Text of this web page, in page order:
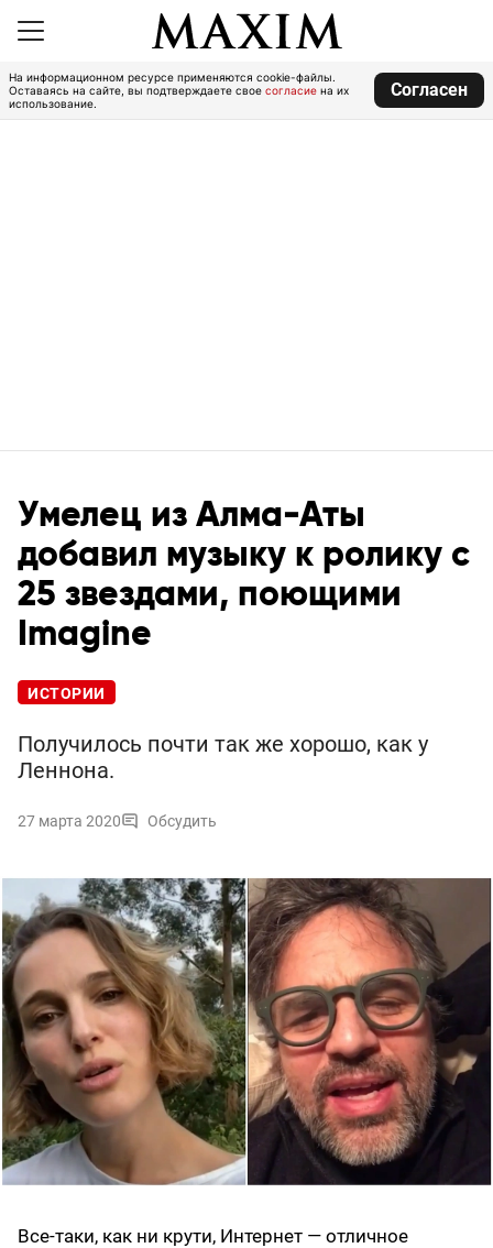
На информационном ресурсе применяются cookie-файлы.
Оставаясь на сайте, вы подтверждаете свое согласие на их
использование.
Согласен
Умелец из Алма-Аты
добавил музыку к ролику с
25 звездами, поющими
Imagine
ИСТОРИИ
Получилось почти так же хорошо, как у
Леннона.
27 марта 2020 Обсудить
Все-таки, как ни крути, Интернет — отличное